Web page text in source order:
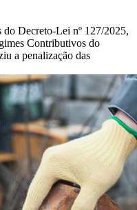
do Decreto-Lei nº 127/2025,
Contributivos do
a penalização das